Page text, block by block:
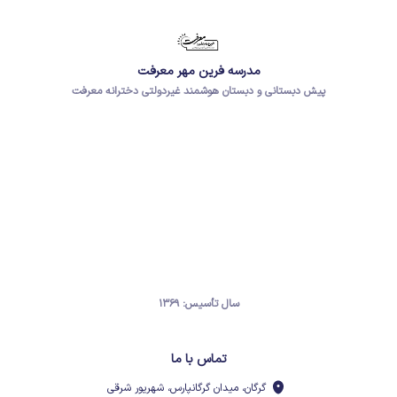
مدرسه فرین مهر معرفت
پیش دبستانی و دبستان هوشمند غیردولتی دخترانه معرفت
سال تأسیس: ۱۳۶۹
تماس با ما
گرگان، میدان گرگانپارس، شهریور شرقی